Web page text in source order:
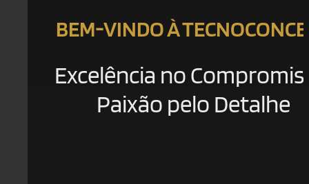
BEM-VINDO À
Excelência no
Paixão pelo Detalhe